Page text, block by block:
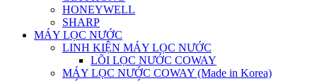
HONEYWELL
SHARP
MÁY LỌC NƯỚC
LINH KIỆN MÁY LỌC NƯỚC
LÕI LỌC NƯỚC COWAY
MÁY LỌC NƯỚC COWAY (Made in Korea)